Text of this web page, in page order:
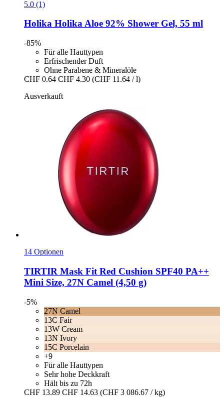
5.0 (1)
Holika HolikaAloe 92% Shower Gel, 55 ml
-85%
Für alle Hauttypen
Erfrischender Duft
Ohne Parabene & Mineralöle
CHF 0.64 CHF 4.30 (CHF 11.64 / l)
Ausverkauft
14 Optionen
TIRTIR Mask Fit Red Cushion SPF40 PA++
Mini Size, 27N Camel (4,50 g)
-5%
27N Camel
13C Fair
13W Cream
13N Ivory
15C Porcelain
+9
Für alle Hauttypen
Sehr hohe Deckkraft
Hält bis zu 72h
CHF 13.89 CHF 14.63 (CHF 3 086.67 / kg)